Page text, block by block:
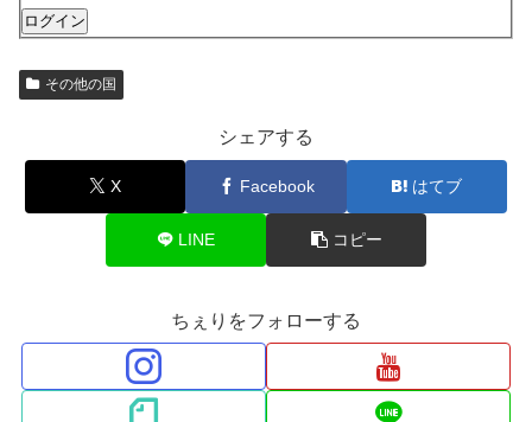
ログイン
その他の国
シェアする
X Facebook はてブ
LINE コピー
ちぇりをフォローする